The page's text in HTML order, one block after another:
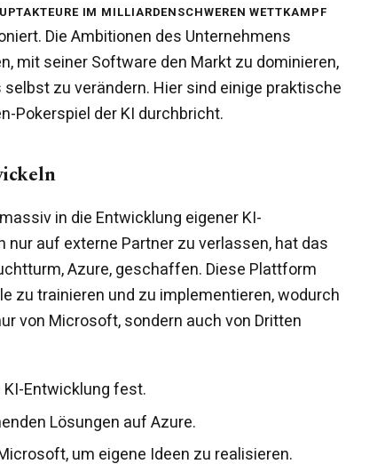
im milliardenschweren Wettkampf
Die Ambitionen des Unternehmens
mit seiner Software den Markt zu dominieren,
zu verändern. Hier sind einige praktische
Pokerspiel der KI durchbricht.
in die Entwicklung eigener KI-
auf externe Partner zu verlassen, hat das
Azure, geschaffen. Diese Plattform
zu trainieren und zu implementieren, wodurch
von Microsoft, sondern auch von Dritten
Entwicklung fest.
Lösungen auf Azure.
um eigene Ideen zu realisieren.